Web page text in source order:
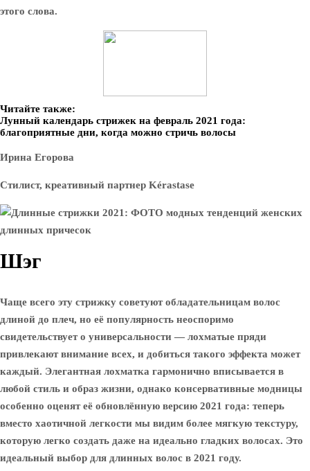
этого слова.
Читайте также:
Лунный календарь стрижек на февраль 2021 года:
благоприятные дни, когда можно стричь волосы
Ирина Егорова
Стилист, креативный партнер Kérastase
Шэг
Чаще всего эту стрижку советуют обладательницам волос
длиной до плеч, но её популярность неоспоримо
свидетельствует о универсальности — лохматые пряди
привлекают внимание всех, и добиться такого эффекта может
каждый. Элегантная лохматка гармонично вписывается в
любой стиль и образ жизни, однако консервативные модницы
особенно оценят её обновлённую версию 2021 года: теперь
вместо хаотичной легкости мы видим более мягкую текстуру,
которую легко создать даже на идеально гладких волосах. Это
идеальный выбор для длинных волос в 2021 году.